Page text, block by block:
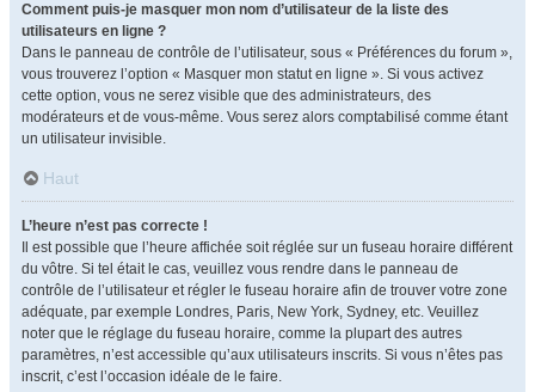
Comment puis-je masquer mon nom d’utilisateur de la liste des
utilisateurs en ligne ?
Dans le panneau de contrôle de l’utilisateur, sous « Préférences du forum »,
vous trouverez l’option « Masquer mon statut en ligne ». Si vous activez
cette option, vous ne serez visible que des administrateurs, des
modérateurs et de vous-même. Vous serez alors comptabilisé comme étant
un utilisateur invisible.
Haut
L’heure n’est pas correcte !
Il est possible que l’heure affichée soit réglée sur un fuseau horaire différent
du vôtre. Si tel était le cas, veuillez vous rendre dans le panneau de
contrôle de l’utilisateur et régler le fuseau horaire afin de trouver votre zone
adéquate, par exemple Londres, Paris, New York, Sydney, etc. Veuillez
noter que le réglage du fuseau horaire, comme la plupart des autres
paramètres, n’est accessible qu’aux utilisateurs inscrits. Si vous n’êtes pas
inscrit, c’est l’occasion idéale de le faire.